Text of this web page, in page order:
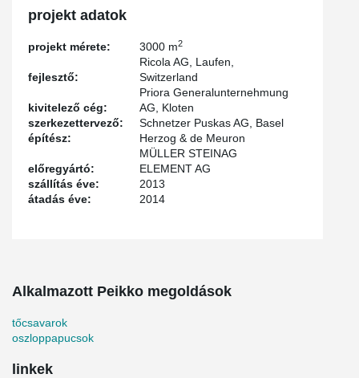
projekt adatok
projekt mérete: 3000 m2
fejlesztő:
Ricola AG, Laufen,
Switzerland
kivitelező cég:
Priora Generalunternehmung
AG, Kloten
szerkezettervező:
Schnetzer Puskas AG, Basel
építész:
Herzog & de Meuron
előregyártó:
MÜLLER STEINAG
ELEMENT AG
szállítás éve:
2013
átadás éve:
2014
Alkalmazott Peikko megoldások
tőcsavarok
oszloppapucsok
linkek